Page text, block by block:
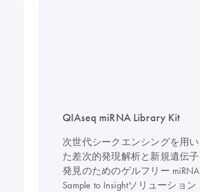
QIAseq miRNA Library Kit
次世代シークエンシングを用い
た差次的発現解析と新規遺伝子
発見のためのゲルフリー miRNA
Sample to Insightソリューション